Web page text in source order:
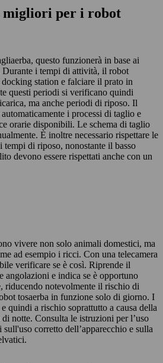
per i robot
questo funzionerà in base ai
i tempi di attività, il robot
station e falciare il prato in
questi periodi si verificano quindi
ma anche periodi di riposo. Il
i processi di taglio e
orarie disponibili. Le schema di taglio
È inoltre necessario rispettare le
di riposo, nonostante il basso
devono essere rispettati anche con un
vivere non solo animali domestici, ma
ad esempio i ricci. Con una telecamera
verificare se è così. Riprende il
angolazioni e indica se è opportuno
riducendo notevolmente il rischio di
tosaerba in funzione solo di giorno. I
quindi a rischio soprattutto a causa della
notte. Consulta le istruzioni per l’uso
corretto dell’apparecchio e sulla